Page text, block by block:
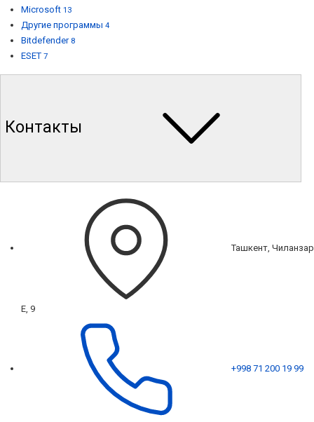
Microsoft 13
Другие программы 4
Bitdefender 8
ESET 7
Контакты
Ташкент, Чиланзар
Е, 9
+998 71 200 19 99